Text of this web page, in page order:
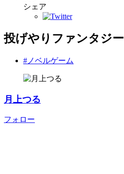
シェア
投げやりファンタジー
#ノベルゲーム
月上つる
フォロー